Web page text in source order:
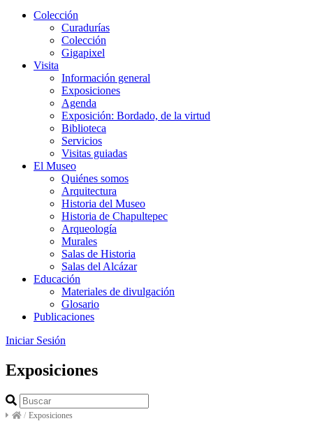
Colección
Curadurías
Colección
Gigapixel
Visita
Información general
Exposiciones
Agenda
Exposición: Bordado, de la virtud
Biblioteca
Servicios
Visitas guiadas
El Museo
Quiénes somos
Arquitectura
Historia del Museo
Historia de Chapultepec
Arqueología
Murales
Salas de Historia
Salas del Alcázar
Educación
Materiales de divulgación
Glosario
Publicaciones
Iniciar Sesión
Exposiciones
/ Exposiciones